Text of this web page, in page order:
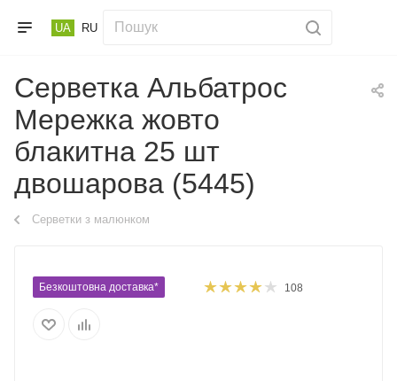
UA RU
Серветка Альбатрос
Мережка жовто
блакитна 25 шт
двошарова (5445)
Серветки з малюнком
Безкоштовна доставка* 108